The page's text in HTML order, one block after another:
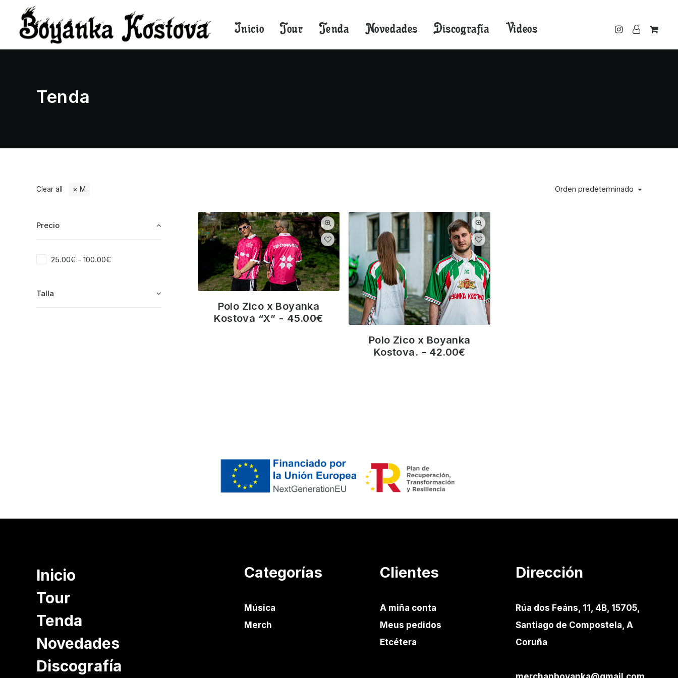
Inicio Tour Tenda Novedades Discografía Videos
Tenda
Orden predeterminado
Clear all M
Precio
25.00€ - 100.00€
Talla
Polo Zico x Boyanka
Kostova “X”
45.00€
Polo Zico x Boyanka
Kostova.
42.00€
Inicio
Tour
Tenda
Novedades
Discografía
Categorías
Música
Merch
Clientes
A miña conta
Meus pedidos
Etcétera
Dirección
Rúa dos Feáns, 11, 4B, 15705,
Santiago de Compostela, A
Coruña